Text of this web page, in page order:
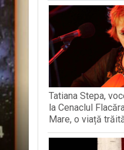
dedicat marelui
stres, iar una
orașul dintr-o
propriul talisman
Tatiana Stepa,
la Cenaclul
Mare, o viață